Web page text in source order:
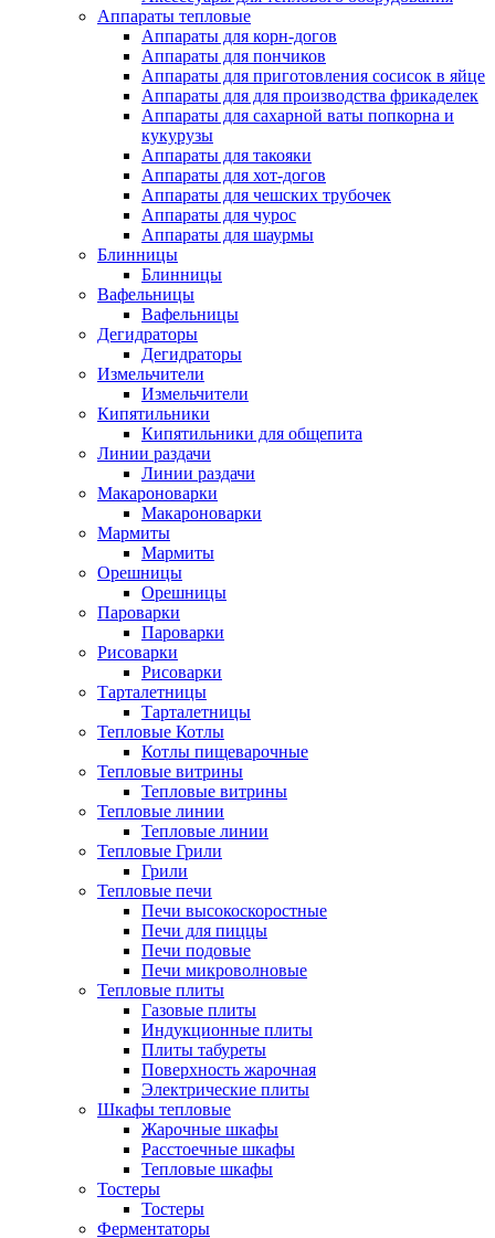
Аппараты тепловые
Аппараты для корн-догов
Аппараты для пончиков
Аппараты для приготовления сосисок в яйце
Аппараты для для производства фрикаделек
Аппараты для сахарной ваты попкорна и
кукурузы
Аппараты для такояки
Аппараты для хот-догов
Аппараты для чешских трубочек
Аппараты для чурос
Аппараты для шаурмы
Блинницы
Блинницы
Вафельницы
Вафельницы
Дегидраторы
Дегидраторы
Измельчители
Измельчители
Кипятильники
Кипятильники для общепита
Линии раздачи
Линии раздачи
Макароноварки
Макароноварки
Мармиты
Мармиты
Орешницы
Орешницы
Пароварки
Пароварки
Рисоварки
Рисоварки
Тарталетницы
Тарталетницы
Тепловые Котлы
Котлы пищеварочные
Тепловые витрины
Тепловые витрины
Тепловые линии
Тепловые линии
Тепловые Грили
Грили
Тепловые печи
Печи высокоскоростные
Печи для пиццы
Печи подовые
Печи микроволновые
Тепловые плиты
Газовые плиты
Индукционные плиты
Плиты табуреты
Поверхность жарочная
Электрические плиты
Шкафы тепловые
Жарочные шкафы
Расстоечные шкафы
Тепловые шкафы
Тостеры
Тостеры
Ферментаторы